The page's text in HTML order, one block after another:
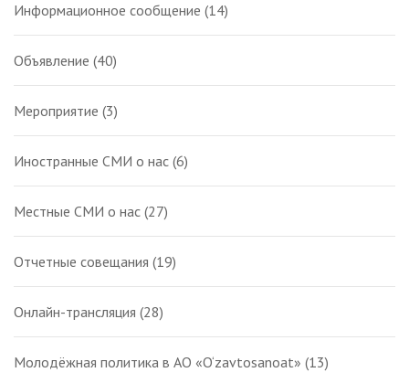
Информационное сообщение (14)
Объявление (40)
Мероприятие (3)
Иностранные СМИ о нас (6)
Местные СМИ о нас (27)
Отчетные совещания (19)
Онлайн-трансляция (28)
Молодёжная политика в АО «O‘zavtosanoat» (13)